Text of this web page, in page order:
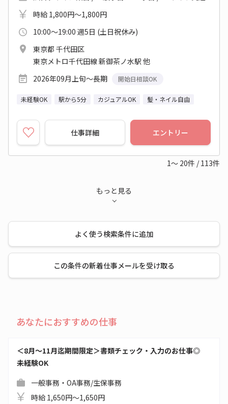
時給 1,800円～1,800円
10:00～19:00 週5日 (土日祝休み)
東京都 千代田区
東京メトロ千代田線 新御茶ノ水駅 他
2026年09月上旬～長期
開始日相談OK
未経験OK 駅から5分 カジュアルOK 髪・ネイル自由
仕事詳細 エントリー
1～ 20件 / 113件
もっと見る
よく使う検索条件に追加
この条件の新着仕事メールを受け取る
あなたにおすすめの仕事
＜8月～11月迄期間限定＞書類チェック・入力のお仕事◎
未経験OK
一般事務・OA事務/生保事務
時給 1,650円～1,650円